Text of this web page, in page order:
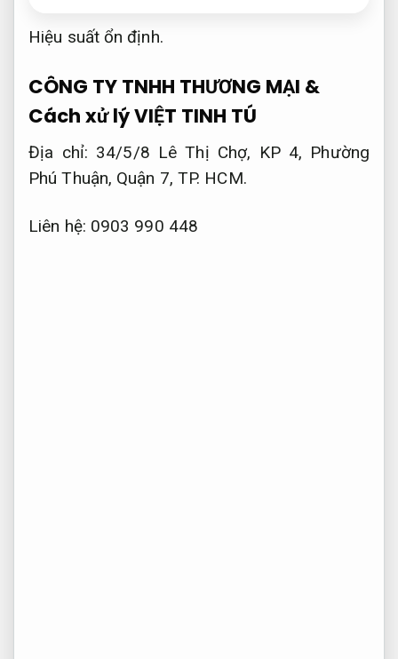
Hiệu suất ổn định.
CÔNG TY TNHH THƯƠNG MẠI &
Cách xử lý VIỆT TINH TÚ
Địa chỉ: 34/5/8 Lê Thị Chợ, KP 4, Phường
Phú Thuận, Quận 7, TP. HCM.
Liên hệ: 0903 990 448